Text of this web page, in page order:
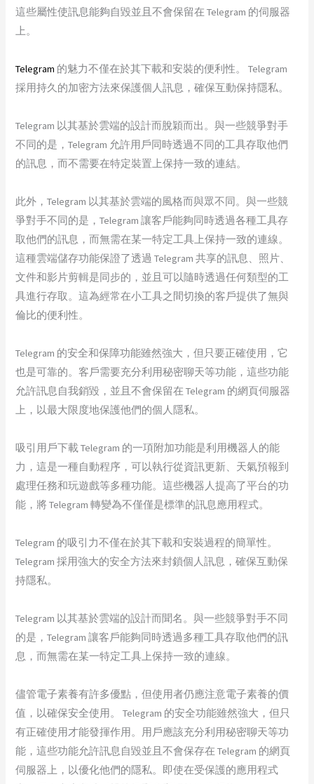
這些屬性使訊息能夠自毀並且不會保留在 Telegram 的伺服器
上。
Telegram 的魅力不僅在於其下載和安裝的便利性。 Telegram
採用持久的加密方法來保護個人訊息，確保互動保持隱私。
Telegram 以其基於雲端的設計而脫穎而出。與一些競爭對手
不同的是，Telegram 允許用戶同時透過不同的工具存取他們
的訊息，而不需要在特定裝置上保持一致的連結。
此外，Telegram 以其基於雲端的風格而與眾不同。與一些競
爭對手不同的是，Telegram 讓客戶能夠同時透過各種工具存
取他們的訊息，而無需在某一特定工具上保持一致的連線。
這種雲端儲存功能保證了透過 Telegram 共享的訊息、照片、
文件和影片剪輯是同步的，並且可以隨時透過任何類型的工
具進行存取。這為經常在小工具之間切換的客戶提供了無與
倫比的便利性。
Telegram 的安全和保障功能雖然強大，但只要正確使用，它
也是可靠的。客戶需要充分利用秘密聊天等功能，這些功能
允許訊息自我銷毀，並且不會保留在 Telegram 的網頁伺服器
上，以最大限度地保護他們的個人隱私。
吸引用戶下載 Telegram 的一項附加功能是利用機器人的能
力，這是一種自動程序，可以執行從資訊更新、天氣預報到
處理任務和玩遊戲等多種功能。這些機器人提高了平台的功
能，將 Telegram 轉變為不僅僅是標準的訊息應用程式。
Telegram 的吸引力不僅在於其下載和安裝過程的簡單性。
Telegram 採用強大的安全方法來封鎖個人訊息，確保互動保
持隱私。
Telegram 以其基於雲端的設計而聞名。與一些競爭對手不同
的是，Telegram 讓客戶能夠同時透過多種工具存取他們的訊
息，而無需在某一特定工具上保持一致的連線。
儘管電子素養有許多優點，但使用者仍應注意電子素養的價
值，以確保安全使用。 Telegram 的安全功能雖然強大，但只
有正確使用才能發揮作用。用戶應該充分利用秘密聊天等功
能，這些功能允許訊息自毀並且不會保存在 Telegram 的網頁
伺服器上，以優化他們的隱私。即使在受保護的應用程式